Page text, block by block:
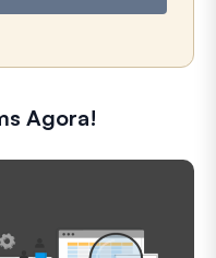
Agora!